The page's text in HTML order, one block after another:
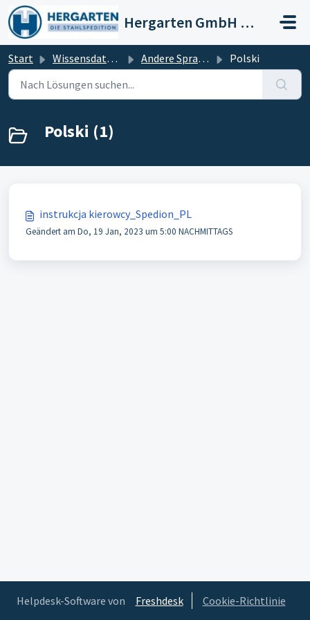
Zum hauptsächlichen Inhalt gehen
Hergarten GmbH Stahlspedition
Start Wissensdatenbank Andere Sprachen Polski
Polski (1)
instrukcja kierowcy_Spedion_PL
Geändert am Do, 19 Jan, 2023 um 5:00 NACHMITTAGS
Helpdesk-Software von Freshdesk Cookie-Richtlinie